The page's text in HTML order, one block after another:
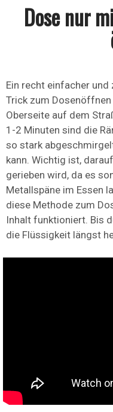
Dose nur
Ein recht einfacher
Trick zum
Oberseite auf dem
1-2 Minuten sind die
so stark
kann. Wichtig ist,
gerieben wird, da es
Metallspäne im Essen
diese Methode zum
Inhalt funktioniert. Bis
die Flüssigkeit längst